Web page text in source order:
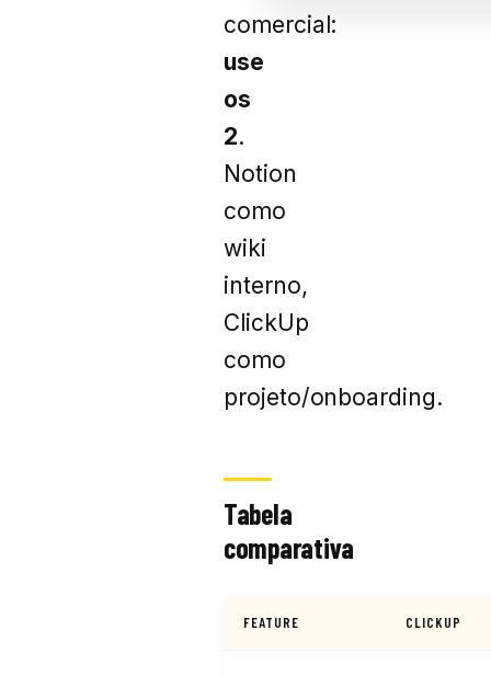
comercial:
use
os
2.
Notion
como
wiki
interno,
ClickUp
como
projeto/onboarding.
Tabela
comparativa
FEATURE CLICKUP